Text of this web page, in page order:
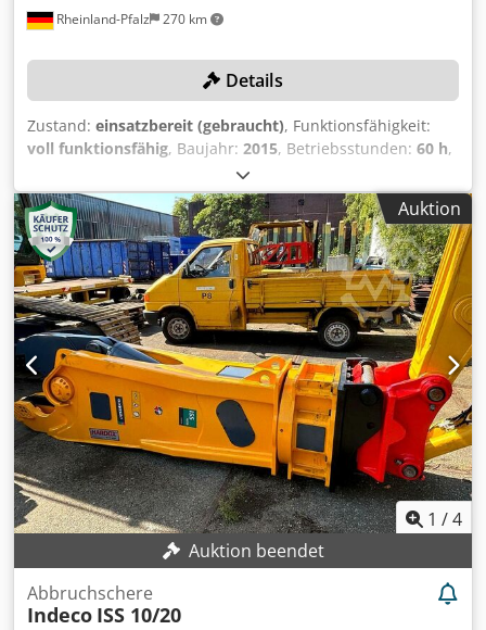
Rheinland-Pfalz 270 km
Details
Zustand: einsatzbereit (gebraucht), Funktionsfähigkeit:
voll funktionsfähig, Baujahr: 2015, Betriebsstunden: 60 h,
Maschinen-/Fahrzeugnummer:
DETAILS Codpfx Amjzazcre Esrf Rotator Kapazität: 6 t
Anzahl der bewegten Stämme: ca. 70 Montage: war an
einem Dieci Teleskopradlader Hercules 190.10 montiert
Auktion
1 /4
Auktion beendet
Abbruchschere
Indeco ISS 10/20